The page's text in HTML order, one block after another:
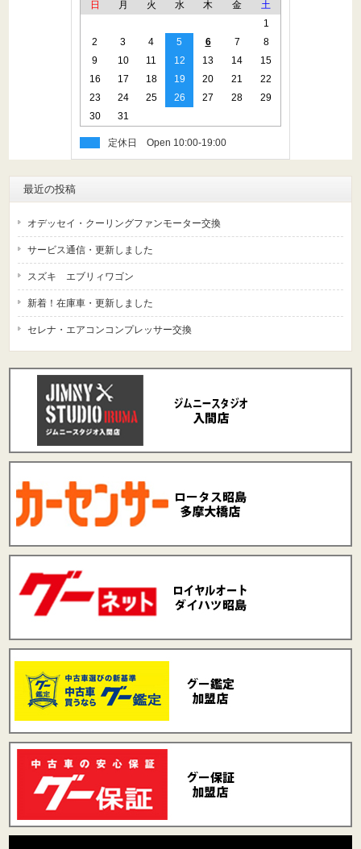
日 月 火 水 木 金
土
1
2
3 4 5 6 7
8
9
10 11 12 13 14
15
16
17 18 19 20 21
22
23
24 25 26 27 28
29
30
31
定休日
最近の投稿
オデッセイ・クーリングファンモーター交換
サービス通信・更新しました
スズキ エブリィワゴン
新着！在庫車・更新しました
セレナ・エアコンコンプレッサー交換